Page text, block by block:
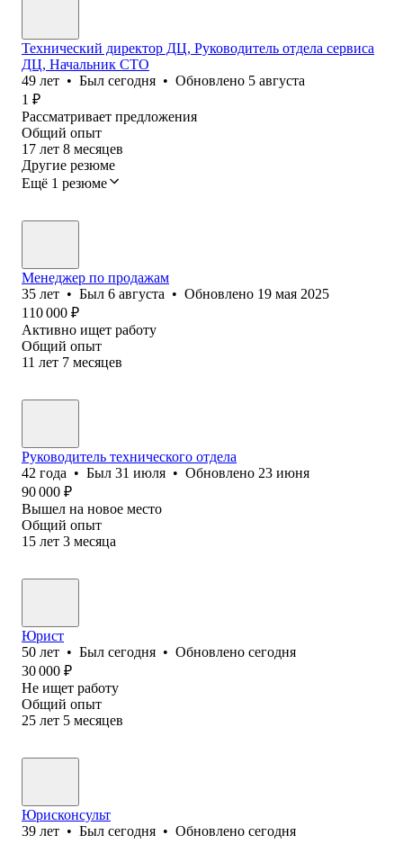
Технический директор ДЦ, Руководитель отдела сервиса
ДЦ, Начальник СТО
49 лет • Был сегодня • Обновлено 5 августа
1 ₽
Рассматривает предложения
Общий опыт
17 лет 8 месяцев
Другие резюме
Ещё 1 резюме
Менеджер по продажам
35 лет • Был 6 августа • Обновлено 19 мая 2025
110 000 ₽
Активно ищет работу
Общий опыт
11 лет 7 месяцев
Руководитель технического отдела
42 года • Был 31 июля • Обновлено 23 июня
90 000 ₽
Вышел на новое место
Общий опыт
15 лет 3 месяца
Юрист
50 лет • Был сегодня • Обновлено сегодня
30 000 ₽
Не ищет работу
Общий опыт
25 лет 5 месяцев
Юрисконсульт
39 лет • Был сегодня • Обновлено сегодня